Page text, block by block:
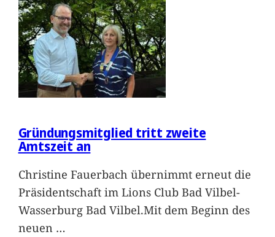
Gründungsmitglied tritt zweite
Amtszeit an
Christine Fauerbach übernimmt erneut die
Präsidentschaft im Lions Club Bad Vilbel-
Wasserburg Bad Vilbel.Mit dem Beginn des
neuen …